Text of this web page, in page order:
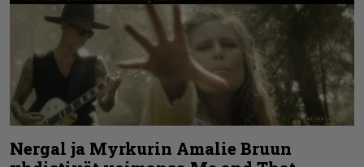
Nergal ja Myrkurin Amalie Bruun